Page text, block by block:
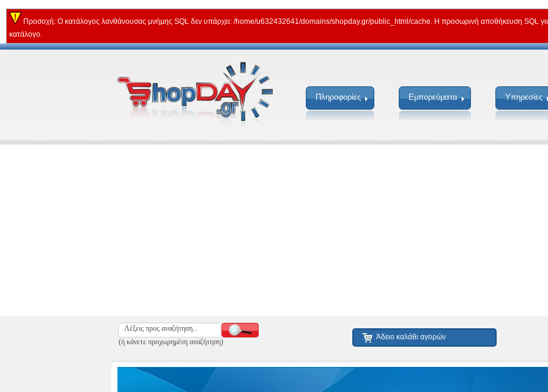
Προσοχή: Ο κατάλογος λανθάνουσας μνήμης SQL δεν υπάρχει: /home/u632432641/domains/shopday.gr/public_html/cache. Η προσωρινή αποθήκευση SQL για
κατάλογο.
Πληροφορίες Εμπορεύματα Υπηρεσίες
(ή κάνετε προχωρημένη αναζήτηση)
Άδειο καλάθι αγορών